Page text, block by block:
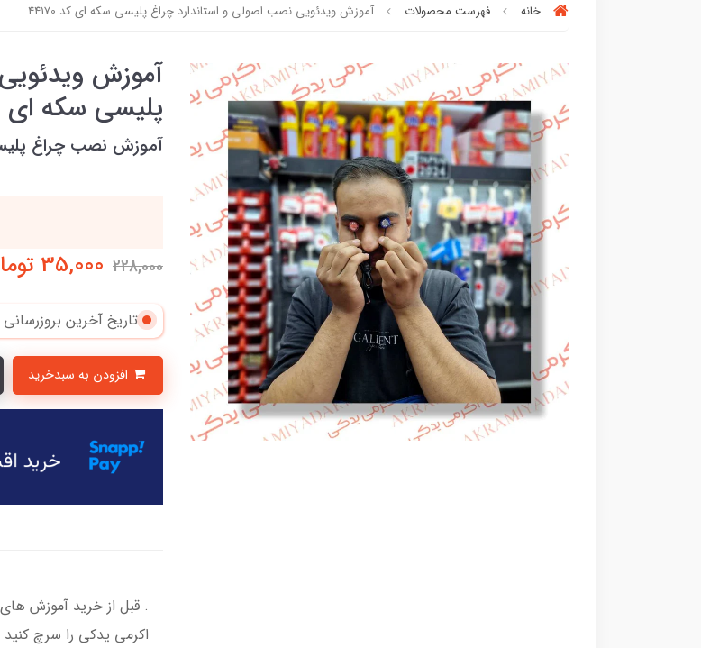
خانه فهرست محصولات آموزش ویدئویی نصب اصولی و استاندارد چراغ پلیسی سکه ای کد 44170
آموزش
پلیسی سکه ای کد
آموزش نصب چراغ
افراد‌ این کالا را برایبار چندم‌خریدن
228,000
35,000
تاریخ آخرین
. قبل از خرید آموزش
اکرمی یدکی را سرچ کنید